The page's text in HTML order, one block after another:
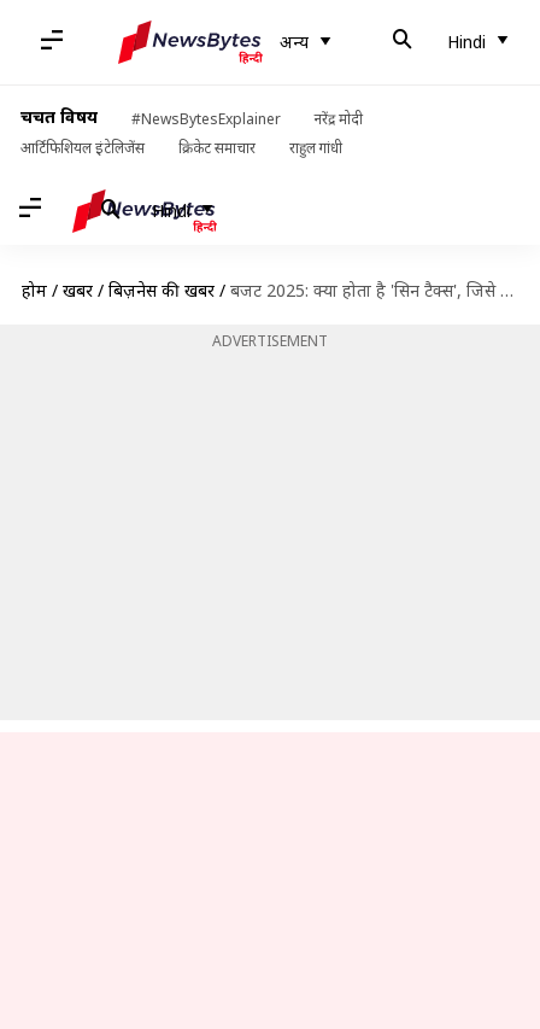
अन्य Hindi
चर्चित विषय #NewsBytesExplainer
नरेंद्र मोदी
आर्टिफिशियल इंटेलिजेंस
क्रिकेट समाचार राहुल गांधी
Hindi
होम / खबरें / बिज़नेस की खबरें / बजट 2025: क्या होता है 'सिन टैक्स', जिसे बढ़ाने का ऐलान कर सकती हैं वित्त मंत्री?
ADVERTISEMENT